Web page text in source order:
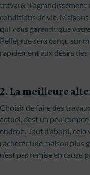
travaux
conditions de vie.
qui vous garantit que
Pellegrue sera conçu sur
rapidement aux désirs des
2. La meilleure
Choisir de faire des
actuel, c’est un peu
endroit. Tout d’abord,
racheter une maison plus
n’est pas remise en cause